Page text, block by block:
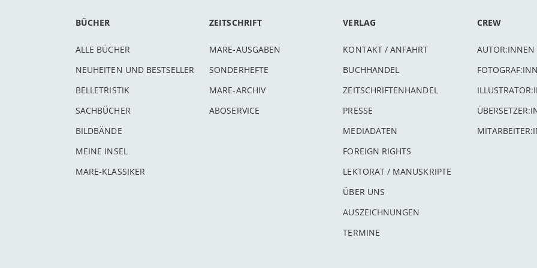
BÜCHER
ALLE BÜCHER
NEUHEITEN UND BESTSELLER
BELLETRISTIK
SACHBÜCHER
BILDBÄNDE
MEINE INSEL
MARE-KLASSIKER
ZEITSCHRIFT
MARE-AUSGABEN
SONDERHEFTE
MARE-ARCHIV
ABOSERVICE
VERLAG
KONTAKT / ANFAHRT
BUCHHANDEL
ZEITSCHRIFTENHANDEL
PRESSE
MEDIADATEN
FOREIGN RIGHTS
LEKTORAT / MANUSKRIPTE
ÜBER UNS
AUSZEICHNUNGEN
TERMINE
CREW
AUTOR:INNEN